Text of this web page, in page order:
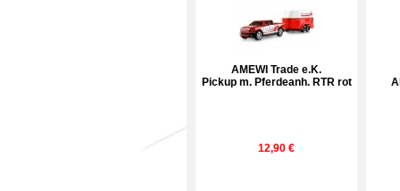
AMEWI Trade e.K.
Pickup m. Pferdeanh. RTR rot
12,90 €